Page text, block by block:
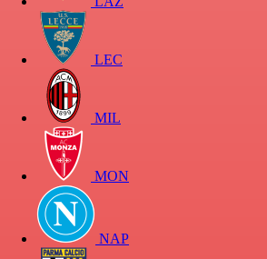
LEC
MIL
MON
NAP